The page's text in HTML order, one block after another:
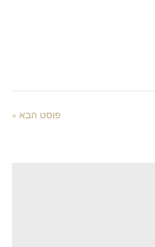
פוסט הבא »